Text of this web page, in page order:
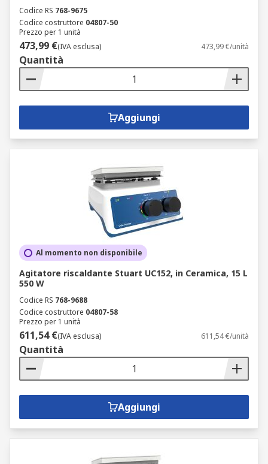
Codice RS 768-9675
Codice costruttore 04807-50
Prezzo per 1 unità
473,99 €(IVA esclusa) 473,99 €/unità
Quantità
Aggiungi
Al momento non disponibile
Agitatore riscaldante Stuart UC152, in Ceramica, 15 L
550 W
Codice RS 768-9688
Codice costruttore 04807-58
Prezzo per 1 unità
611,54 €(IVA esclusa) 611,54 €/unità
Quantità
Aggiungi